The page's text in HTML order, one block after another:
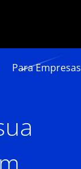
Para Empresas